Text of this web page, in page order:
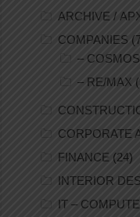
ARCHIVE /
COMPANIES
–
– RE/MAX
CORPORATE
FINANCE (24)
INTERIOR
IT –